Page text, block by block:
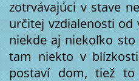
zotrvávajúci v stave
určitej vzdialenosti od
niekde aj niekoľko
tam niekto v
postaví dom, tiež